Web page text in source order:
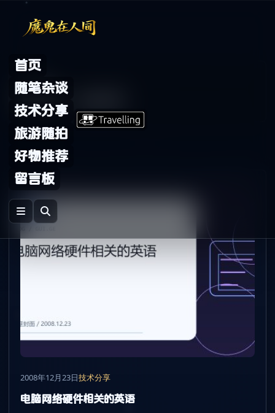
首页
随笔杂谈
技术分享
旅游随拍
好物推荐
留言板
Archive
标签：
2008年12月23日技术分享
电脑网络硬件相关的英语